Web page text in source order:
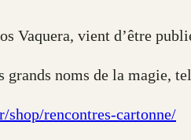
Vaquera, vient d’être
noms de la magie,
rencontres-cartonne/